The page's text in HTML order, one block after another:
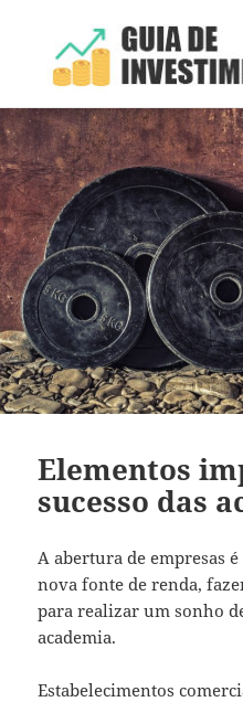
Guia de
Elementos
sucesso das
A abertura de empresas
nova fonte de renda,
para realizar um sonho
academia.
Estabelecimentos